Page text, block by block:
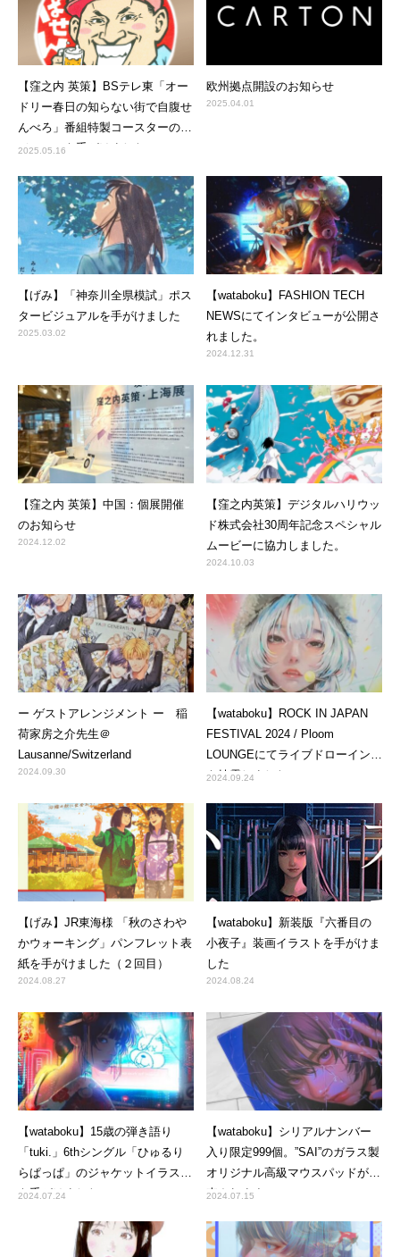
【窪之内 英策】BSテレ東「オー
ドリー春日の知らない街で自腹せ
んべろ」番組特製コースターのビ
ジュアルを手がけました
2025.05.16
欧州拠点開設のお知らせ
2025.04.01
【げみ】「神奈川全県模試」ポス
タービジュアルを手がけました
2025.03.02
【wataboku】FASHION TECH
NEWSにてインタビューが公開さ
れました。
2024.12.31
【窪之内 英策】中国：個展開催
のお知らせ
2024.12.02
【窪之内英策】デジタルハリウッ
ド株式会社30周年記念スペシャル
ムービーに協力しました。
2024.10.03
ー ゲストアレンジメント ー 稲
荷家房之介先生＠
Lausanne/Switzerland
2024.09.30
【wataboku】ROCK IN JAPAN
FESTIVAL 2024 / Ploom
LOUNGEにてライブドローイング
を披露しました
2024.09.24
【げみ】JR東海様 「秋のさわや
かウォーキング」パンフレット表
紙を手がけました（２回目）
2024.08.27
【wataboku】新装版『六番目の
小夜子』装画イラストを手がけま
した
2024.08.24
【wataboku】15歳の弾き語り
「tuki.」6thシングル「ひゅるり
らぱっぱ」のジャケットイラスト
を手がけました
2024.07.24
【wataboku】シリアルナンバー
入り限定999個。”SAI”のガラス製
オリジナル高級マウスパッドが販
売されます
2024.07.15